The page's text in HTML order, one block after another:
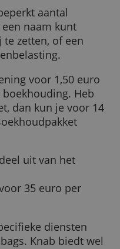
belangrijkste
Extra
in totaal mag
hoort een
aantal
een naam kunt
te zetten, of een
voor 1,50
je boekhouding.
dan kun je
Boekhoudpakket